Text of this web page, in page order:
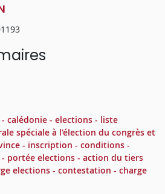
- calédonie - elections - liste
spéciale à l'élection du congrès et
- inscription - conditions -
portée elections - action du tiers
elections - contestation - charge